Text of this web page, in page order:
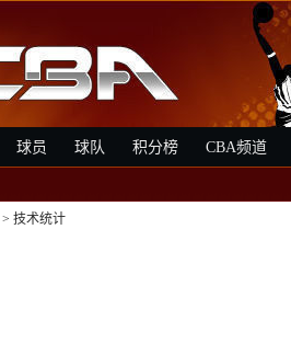
球员 球队 积分榜 CBA频道
> 技术统计